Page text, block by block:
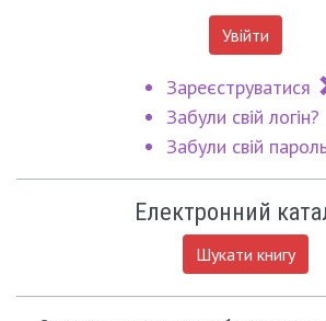
Увійти
Зареєструватися
Забули свій логін?
Забули свій
Електронний
Шукати книгу